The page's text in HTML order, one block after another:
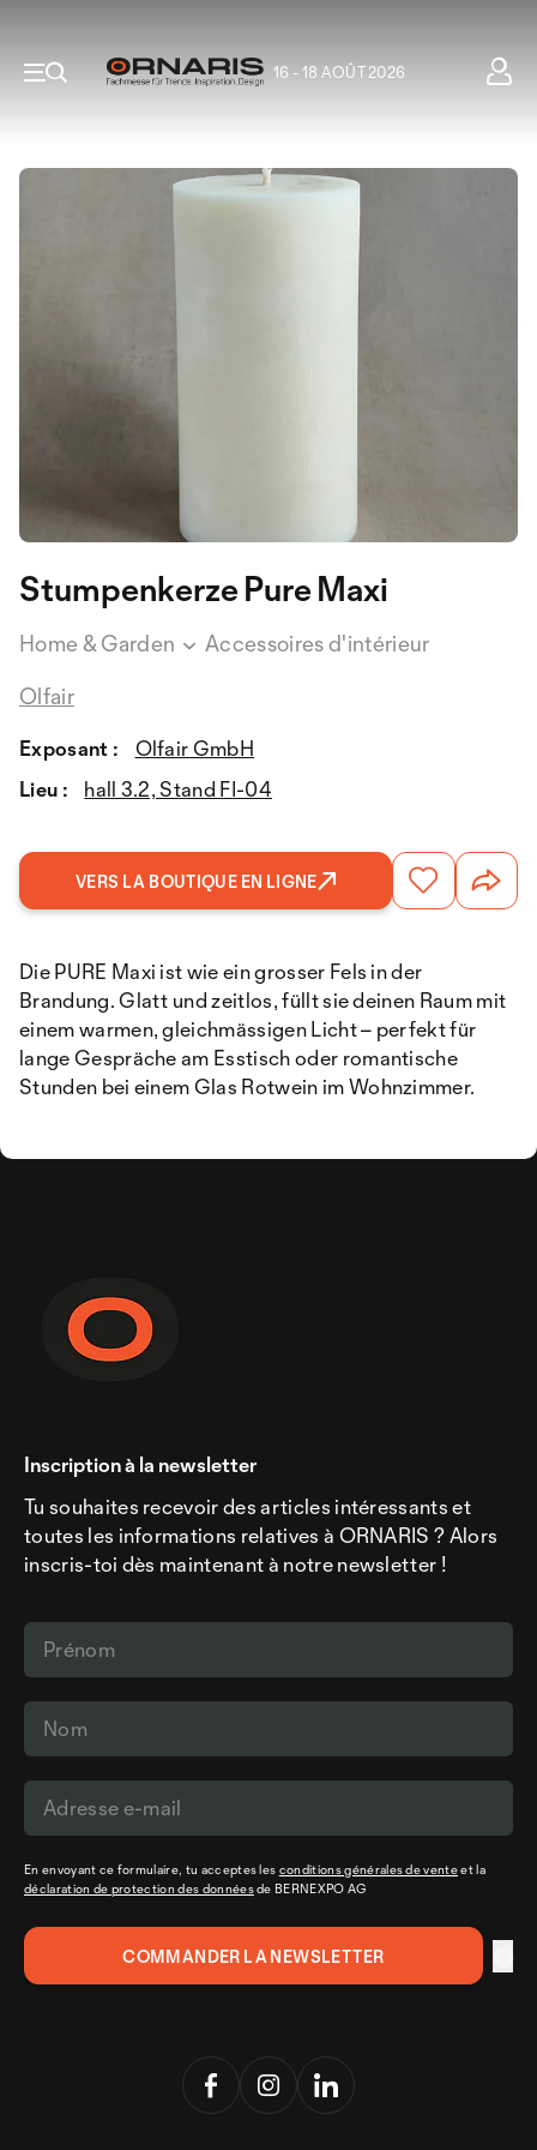
16 - 18 AOÛT 2026
Stumpenkerze Pure Maxi
Home & Garden
Accessoires d'intérieur
Olfair
Exposant :
Olfair GmbH
Lieu :
hall 3.2, Stand FI-04
VERS LA BOUTIQUE EN LIGNE
Die PURE Maxi ist wie ein grosser Fels in der
Brandung. Glatt und zeitlos, füllt sie deinen Raum mit
einem warmen, gleichmässigen Licht – perfekt für
lange Gespräche am Esstisch oder romantische
Stunden bei einem Glas Rotwein im Wohnzimmer.
Inscription à la newsletter
Tu souhaites recevoir des articles intéressants et
toutes les informations relatives à ORNARIS ? Alors
inscris-toi dès maintenant à notre newsletter !
En envoyant ce formulaire, tu acceptes les conditions générales de venteet la
déclaration de protection des donnéesde BERNEXPO AG